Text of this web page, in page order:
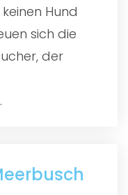
Hund
sich die
der